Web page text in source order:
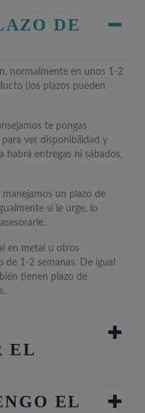
DE
normalmente en unos 1-2
(los plazos pueden
te pongas
ver disponibilidad y
habrá entregas ni sábados,
manejamos un plazo de
si le urge, lo
en metal u otros
1-2 semanas. De igual
tienen plazo de
EL
EL